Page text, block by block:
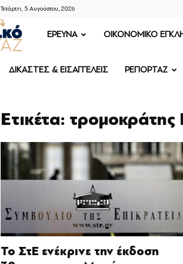
Τετάρτη, 5 Αυγούστου, 2026
ΔΙΚΑΣΤΙΚΟ
ΡΕΠΟΡΤΑΖ
ΕΡΕΥΝΑ OIKONOMIKO
ΔΙΚΑΣΤΕΣ & ΕΙΣΑΓΓΕΛΕΙΣ ΡΕΠΟΡΤΑΖ
Ετικέτα: τρομοκράτης
Το ΣτΕ ενέκρινε την έκδοση